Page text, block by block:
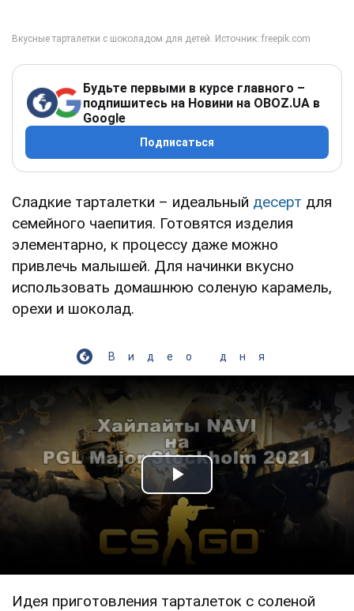
Будьте первыми в курсе главного –
подпишитесь на Новини на OBOZ.UA в
Google
Подписаться
Сладкие тарталетки – идеальный десерт для
семейного чаепития. Готовятся изделия
элементарно, к процессу даже можно
привлечь малышей. Для начинки вкусно
использовать домашнюю соленую карамель,
орехи и шоколад.
Видео дня
Play Video
Идея приготовления тарталеток с соленой